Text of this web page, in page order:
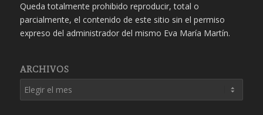
Queda totalmente prohibido reproducir, total o
parcialmente, el contenido de este sitio sin el permiso
expreso del administrador del mismo Eva María Martín.
ARCHIVOS